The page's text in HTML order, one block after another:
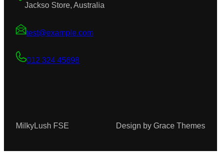
Jackso Store, Australia
test@example.com
012 324 45698
MilkyLush FSE Design by Grace Themes